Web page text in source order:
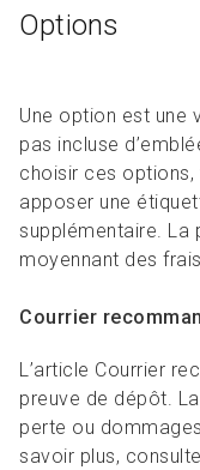
Options
Une option est une
pas incluse
choisir ces
apposer une
supplémentaire.
moyennant des
Courrier
L’article Courrier
preuve de dépôt.
perte ou
savoir plus,